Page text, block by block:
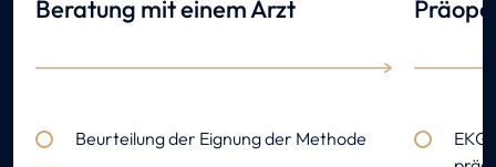
Beratung mit einem Arzt
Beurteilung der Eignung der Methode